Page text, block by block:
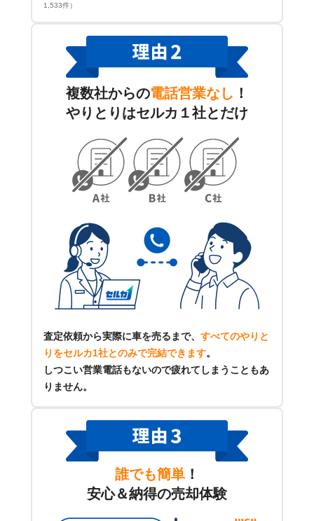
1,533件）
複数社からの電話営業なし ！
やりとりはセルカ１社とだけ
査定依頼から実際に車を売るまで、 すべてのやりと
りをセルカ1社とのみで完結できます。
しつこい営業電話もないので疲れてしまうこともあ
りません。
誰でも簡単 ！
安心＆納得の売却体験